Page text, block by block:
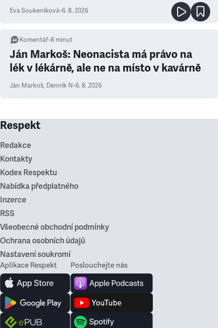
Eva Soukeníková•6. 8. 2026
Komentář•8 minut
Ján Markoš: Neonacista má právo na
lék v lékárně, ale ne na místo v kavárně
Ján Markoš, Denník N•6. 8. 2026
Respekt
Redakce
Kontakty
Kodex Respektu
Nabídka předplatného
Inzerce
RSS
Všeobecné obchodní podmínky
Ochrana osobních údajů
Nastavení soukromí
Aplikace Respekt Poslouchejte nás